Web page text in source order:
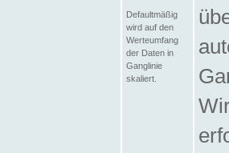
Defaultmäßig
wird auf den
Werteumfang
der Daten in
Ganglinie
skaliert.